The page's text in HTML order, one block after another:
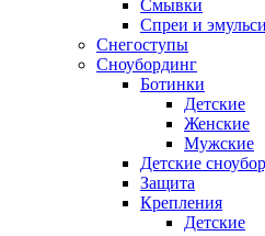
Смывки
Спреи и
Снегоступы
Сноубординг
Ботинки
Детские
Женские
Мужские
Детские
Защита
Крепления
Детские